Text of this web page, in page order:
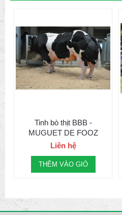
Tinh bò thịt BBB -
MUGUET DE FOOZ
Liên hệ
THÊM VÀO GIỎ